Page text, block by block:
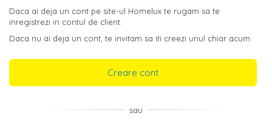
Daca ai deja un cont pe site-ul Homelux te rugam sa te
inregistrezi in contul de client.
Daca nu ai deja un cont, te invitam sa iti creezi unul chiar acum.
Creare cont
sau